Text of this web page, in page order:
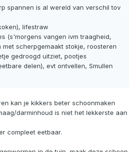
spannen is al wereld van verschil tov
lifestraw
(s'morgens vangen ivm traagheid,
scherpgemaakt stokje, roosteren
gedroogd uitziet, pootjes
delen), evt ontvellen, Smullen
kan je kikkers beter schoonmaken
darminhoud is niet het lekkerste aan
compleet eetbaar.